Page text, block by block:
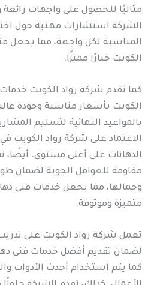
مثاليًا للحصول على واجهات رائعة
الشركة استشارات مهنية حول
المناسبة لكل واجهة، مما يجعل
الكويت خيارًا مميزًا.
كما تقدم شركة رواد الكويت
الكويت بأسعار مناسبة وجودة
بالمواعيد النهائية لتسليم
الاعتماد على شركة رواد الكويت
الدهانات على أعلى مستوى. أيضًا،
مقاومة للعوامل الجوية لضمان
وجمالها، مما يجعل خدمات فنى
متميزة وموثوقة.
تعمل شركة رواد الكويت على
لضمان تقديم أفضل خدمات فنى
كما يتم استخدام أحدث الأدوات